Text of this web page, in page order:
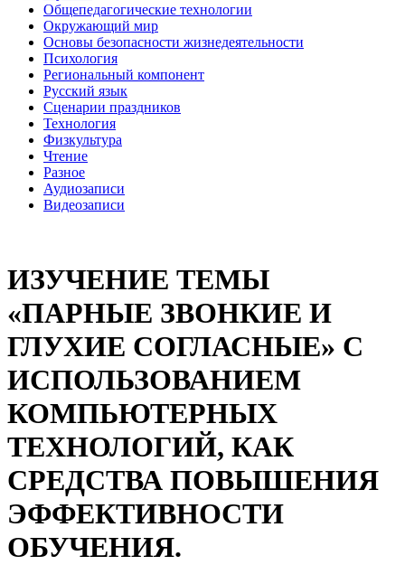
Общепедагогические технологии
Окружающий мир
Основы безопасности жизнедеятельности
Психология
Региональный компонент
Русский язык
Сценарии праздников
Технология
Физкультура
Чтение
Разное
Аудиозаписи
Видеозаписи
ИЗУЧЕНИЕ ТЕМЫ
«ПАРНЫЕ ЗВОНКИЕ И
ГЛУХИЕ СОГЛАСНЫЕ» С
ИСПОЛЬЗОВАНИЕМ
КОМПЬЮТЕРНЫХ
ТЕХНОЛОГИЙ, КАК
СРЕДСТВА ПОВЫШЕНИЯ
ЭФФЕКТИВНОСТИ
ОБУЧЕНИЯ.